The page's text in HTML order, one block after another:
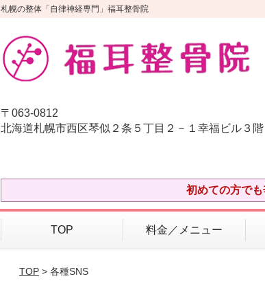
札幌の整体「自律神経専門」福耳整骨院
〒063-0812
北海道札幌市西区琴似２条５丁目２－１幸福ビル３階
初めての方でも
TOP 料金／メニュー
TOP> 各種SNS